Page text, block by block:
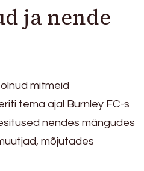
ja nende
mitmeid
tema ajal Burnley FC-s
nendes mängudes
mõjutades